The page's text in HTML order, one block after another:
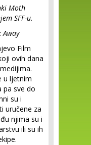
Moth
SFF-u.
Away
Film
ovih dana
u ljetnim
pa sve do
su i
uručene za
njima su i
ili su ih